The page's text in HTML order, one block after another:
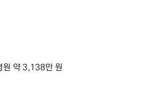
원 약 3,138만 원